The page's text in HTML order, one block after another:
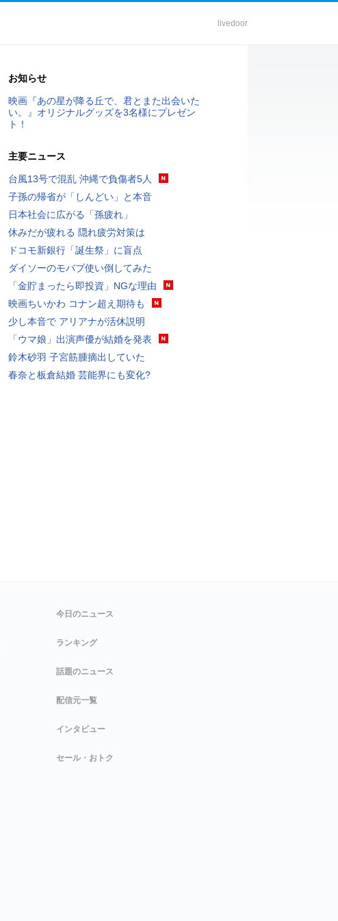
livedoor
お知らせ
映画『あの星が降る丘で、君とまた出会いた
い。』オリジナルグッズを3名様にプレゼン
ト！
主要ニュース
台風13号で混乱 沖縄で負傷者5人
子孫の帰省が「しんどい」と本音
日本社会に広がる「孫疲れ」
休みだが疲れる 隠れ疲労対策は
ドコモ新銀行「誕生祭」に盲点
ダイソーのモバブ使い倒してみた
「金貯まったら即投資」NGな理由
映画ちいかわ コナン超え期待も
少し本音で アリアナが活休説明
「ウマ娘」出演声優が結婚を発表
鈴木砂羽 子宮筋腫摘出していた
春奈と板倉結婚 芸能界にも変化?
今日のニュース
ランキング
話題のニュース
配信元一覧
インタビュー
セール・おトク